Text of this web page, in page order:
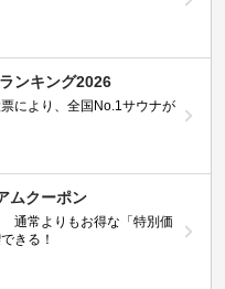
ンキング2026
により、全国No.1サウナが
ムクーポン
通常よりもお得な「特別価
きる！